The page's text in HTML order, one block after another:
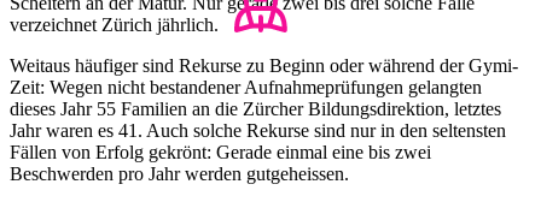
verzeichnet Zürich jährlich.
Weitaus häufiger sind Rekurse zu Beginn oder während der Gymi-
Zeit: Wegen nicht bestandener Aufnahmeprüfungen gelangten
dieses Jahr 55 Familien an die Zürcher Bildungsdirektion, letztes
Jahr waren es 41. Auch solche Rekurse sind nur in den seltensten
Fällen von Erfolg gekrönt: Gerade einmal eine bis zwei
Beschwerden pro Jahr werden gutgeheissen.